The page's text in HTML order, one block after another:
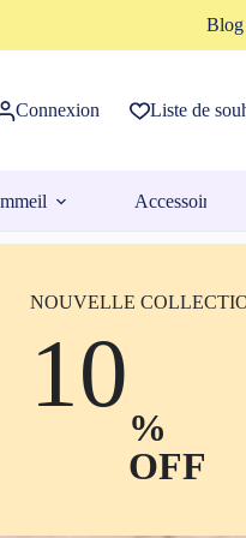
Blog
Connexion Liste de
Accessoires
NOUVELLE
10
%
OFF